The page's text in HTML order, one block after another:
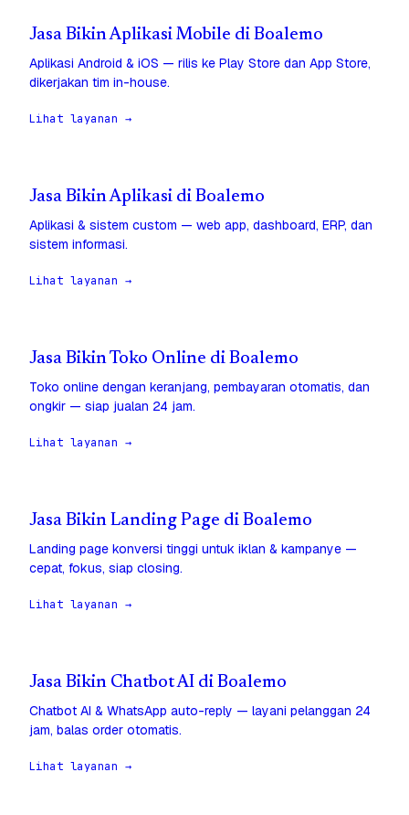
Jasa Bikin Aplikasi Mobile di Boalemo
Aplikasi Android & iOS — rilis ke Play Store dan App Store,
dikerjakan tim in-house.
Lihat layanan →
Jasa Bikin Aplikasi di Boalemo
Aplikasi & sistem custom — web app, dashboard, ERP, dan
sistem informasi.
Lihat layanan →
Jasa Bikin Toko Online di Boalemo
Toko online dengan keranjang, pembayaran otomatis, dan
ongkir — siap jualan 24 jam.
Lihat layanan →
Jasa Bikin Landing Page di Boalemo
Landing page konversi tinggi untuk iklan & kampanye —
cepat, fokus, siap closing.
Lihat layanan →
Jasa Bikin Chatbot AI di Boalemo
Chatbot AI & WhatsApp auto-reply — layani pelanggan 24
jam, balas order otomatis.
Lihat layanan →